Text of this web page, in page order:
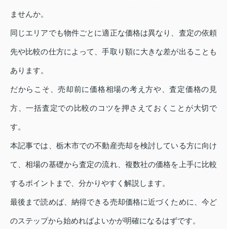
ませんか。
同じエリアでも物件ごとに適正な価格は異なり、査定の依頼
先や比較の仕方によって、手取り額に大きな差が出ることも
あります。
だからこそ、売却前に価格相場の考え方や、査定価格の見
方、一括査定での比較のコツを押さえておくことが大切で
す。
本記事では、栃木市での不動産売却を検討している方に向け
て、相場の基礎から査定の流れ、複数社の価格を上手に比較
するポイントまで、分かりやすく解説します。
最後まで読めば、納得できる売却価格に近づくために、今ど
のステップから始めればよいかが明確になるはずです。